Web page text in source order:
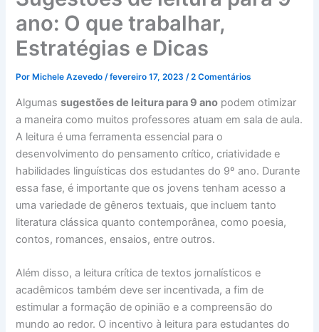
ano: O que trabalhar,
Estratégias e Dicas
Por Michele Azevedo/fevereiro 17, 2023/2 Comentários
Algumassugestões de leitura para 9 ano podem otimizar
a maneira como muitos professores atuam em sala de aula.
A leitura é uma ferramenta essencial para o
desenvolvimento do pensamento crítico, criatividade e
habilidades linguísticas dos estudantes do 9º ano. Durante
essa fase, é importante que os jovens tenham acesso a
uma variedade de gêneros textuais, que incluem tanto
literatura clássica quanto contemporânea, como poesia,
contos, romances, ensaios, entre outros.
Além disso, a leitura crítica de textos jornalísticos e
acadêmicos também deve ser incentivada, a fim de
estimular a formação de opinião e a compreensão do
mundo ao redor. O incentivo à leitura para estudantes do